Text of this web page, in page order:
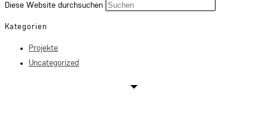
Diese Website durchsuchen
Kategorien
Projekte
Uncategorized